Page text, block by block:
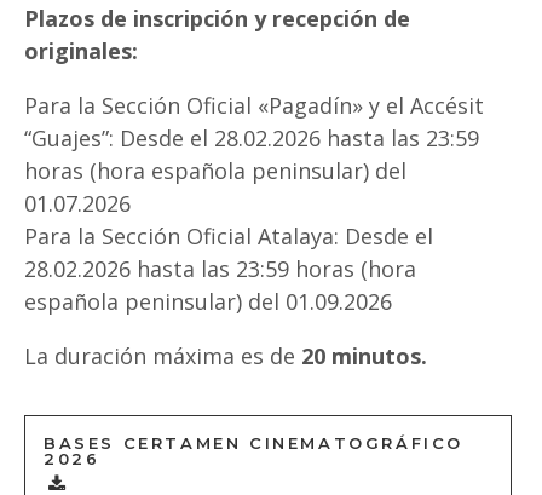
Plazos de inscripción y recepción de
originales:
Para la Sección Oficial «Pagadín» y el Accésit
“Guajes”: Desde el 28.02.2026 hasta las 23:59
horas (hora española peninsular) del
01.07.2026
Para la Sección Oficial Atalaya: Desde el
28.02.2026 hasta las 23:59 horas (hora
española peninsular) del 01.09.2026
La duración máxima es de 20 minutos.
BASES CERTAMEN CINEMATOGRÁFICO
2026